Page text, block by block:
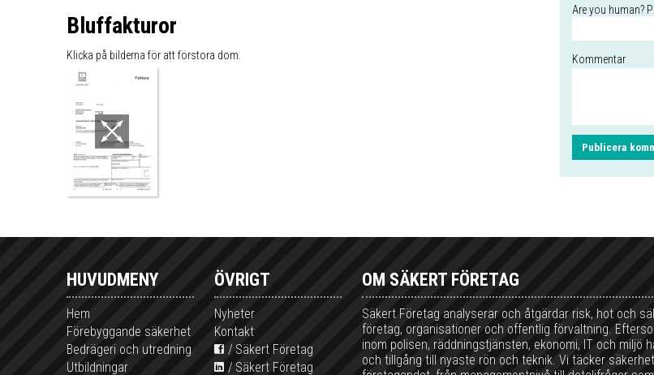
Bluffakturor
Klicka på bilderna för att förstora dom.
Are you human?
Kommentar
HUVUDMENY
Hem
Förebyggande säkerhet
Bedrägeri och utredning
Utbildningar
ÖVRIGT
Nyheter
Kontakt
Säkert Företag
Säkert Företag
OM SÄKERT FÖRETAG
Säkert Företag analyserar och åtgärdar risk, hot och
företag, organisationer och offentlig förvaltning.
inom polisen, räddningstjänsten, ekonomi, IT och miljö
och tillgång till nyaste rön och teknik. Vi täcker